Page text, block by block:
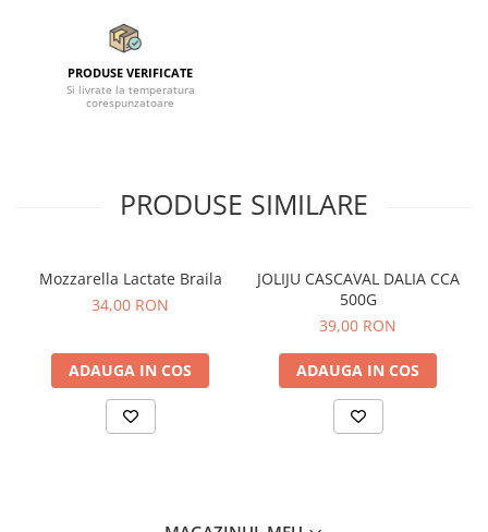
PRODUSE VERIFICATE
Si livrate la temperatura
corespunzatoare
PRODUSE SIMILARE
Mozzarella Lactate Braila
34,00 RON
ADAUGA IN COS
JOLIJU CASCAVAL DALIA CCA
500G
39,00 RON
ADAUGA IN COS